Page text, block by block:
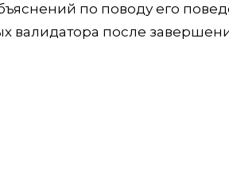
по поводу его
валидатора после